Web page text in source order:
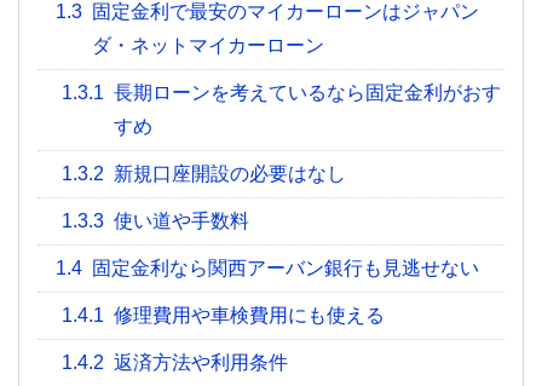
1.3 固定金利で最安のマイカーローンはジャパン
ダ・ネットマイカーローン
1.3.1 長期ローンを考えているなら固定金利がおす
すめ
1.3.2 新規口座開設の必要はなし
1.3.3 使い道や手数料
1.4 固定金利なら関西アーバン銀行も見逃せない
1.4.1 修理費用や車検費用にも使える
1.4.2 返済方法や利用条件